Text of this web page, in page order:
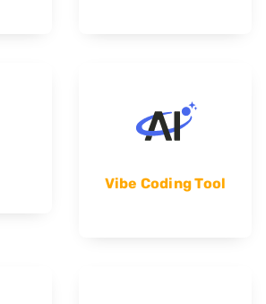
Vibe Coding Tool